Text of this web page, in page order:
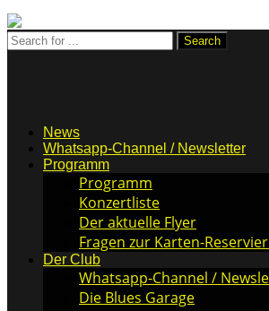
News
Whatsapp-Channel / Newsletter
Programm
Programm
Konzertliste
Der aktuelle Flyer
Fragen zur Karten-
Der Club
Whatsapp-Channel /
Die Blues Garage